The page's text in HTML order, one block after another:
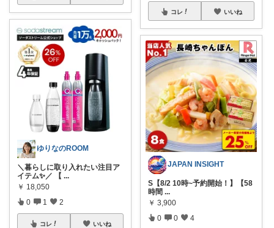
ゆりなのROOM
＼暮らしに取り入れたい注目ア
イテム✨／ 【 ...
￥ 18,050
0 1 2
コレ いいね
コレ いいね
JAPAN INSIGHT
S【8/2 10時~予約開始！】【58
時間 ...
￥ 3,900
0 0 4